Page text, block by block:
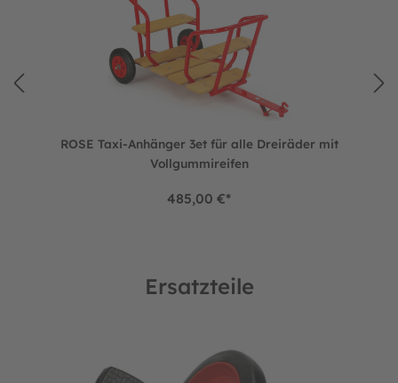
ROSE Taxi-Anhänger 3et für alle Dreiräder mit
Vollgummireifen
485,00 €*
Ersatzteile